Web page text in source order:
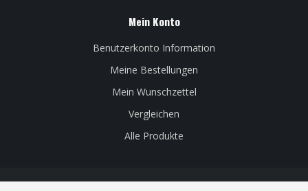
Mein Konto
Benutzerkonto Information
Meine Bestellungen
Mein Wunschzettel
Vergleichen
Alle Produkte